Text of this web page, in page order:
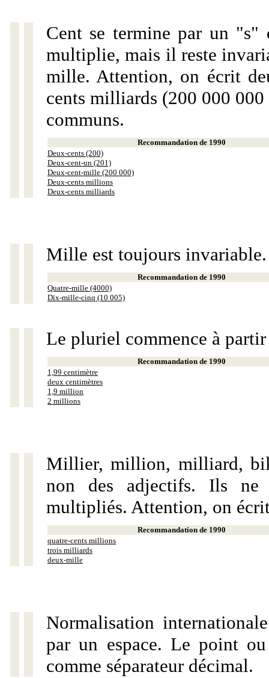
Cent se termine par un "s"
multiplie, mais il reste
mille. Attention, on écrit
cents milliards (200 000
communs.
Recommandation de 1990
Deux-cents (200)
Deux-cent-un (201)
Deux-cent-mille (200 000)
Deux-cents millions
Deux-cents milliards
Mille est toujours invariable.
Recommandation de 1990
Quatre-mille (4000)
Dix-mille-cinq (10 005)
Le pluriel commence à
Recommandation de 1990
1,99 centimètre
deux centimètres
1,9 million
2 millions
Millier, million, milliard,
non des adjectifs. Ils ne
multipliés. Attention, on
Recommandation de 1990
quatre-cents millions
trois milliards
deux-mille
Normalisation
par un espace. Le point
comme séparateur décimal.